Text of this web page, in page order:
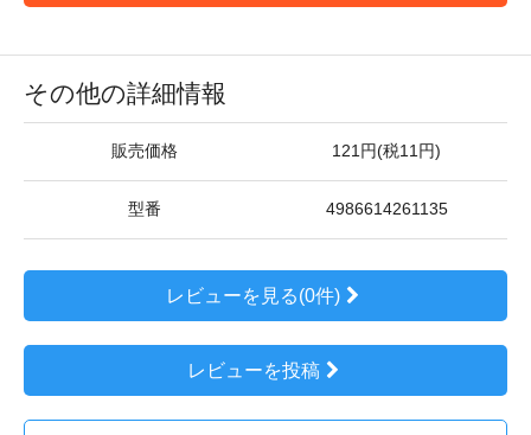
その他の詳細情報
販売価格 121円(税11円)
型番 4986614261135
レビューを見る(0件)
レビューを投稿